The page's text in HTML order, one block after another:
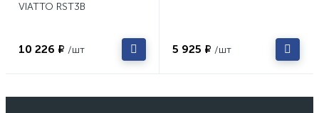
VIATTO RST3B
10 226 ₽ /шт 5 925 ₽ /шт